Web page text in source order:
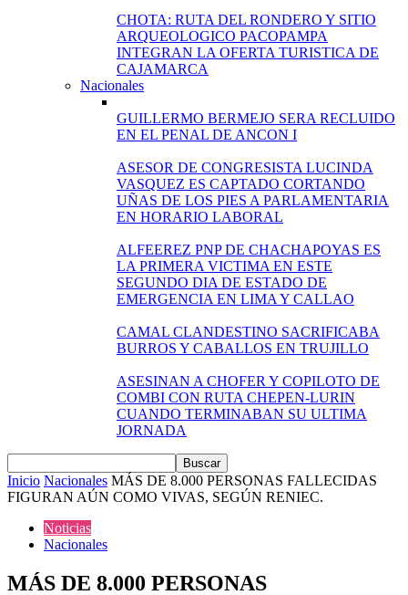
CHOTA: RUTA DEL RONDERO Y SITIO
ARQUEOLOGICO PACOPAMPA
INTEGRAN LA OFERTA TURISTICA DE
CAJAMARCA
Nacionales
GUILLERMO BERMEJO SERA RECLUIDO
EN EL PENAL DE ANCON I
ASESOR DE CONGRESISTA LUCINDA
VASQUEZ ES CAPTADO CORTANDO
UÑAS DE LOS PIES A PARLAMENTARIA
EN HORARIO LABORAL
ALFEEREZ PNP DE CHACHAPOYAS ES
LA PRIMERA VICTIMA EN ESTE
SEGUNDO DIA DE ESTADO DE
EMERGENCIA EN LIMA Y CALLAO
CAMAL CLANDESTINO SACRIFICABA
BURROS Y CABALLOS EN TRUJILLO
ASESINAN A CHOFER Y COPILOTO DE
COMBI CON RUTA CHEPEN-LURIN
CUANDO TERMINABAN SU ULTIMA
JORNADA
Inicio Nacionales MÁS DE 8.000 PERSONAS FALLECIDAS
FIGURAN AÚN COMO VIVAS, SEGÚN RENIEC.
Noticias
Nacionales
MÁS DE 8.000 PERSONAS